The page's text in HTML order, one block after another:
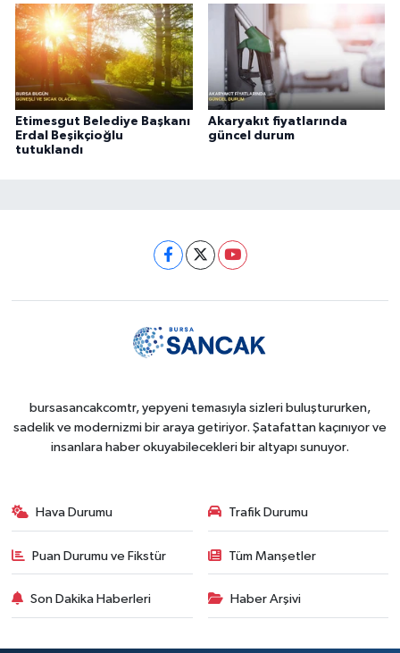
Etimesgut Belediye Başkanı
Erdal Beşikçioğlu
tutuklandı
Akaryakıt fiyatlarında
güncel durum
bursasancakcomtr, yepyeni temasıyla sizleri buluştururken,
sadelik ve modernizmi bir araya getiriyor. Şatafattan kaçınıyor ve
insanlara haber okuyabilecekleri bir altyapı sunuyor.
Hava Durumu Trafik Durumu
Puan Durumu ve Fikstür Tüm Manşetler
Son Dakika Haberleri Haber Arşivi